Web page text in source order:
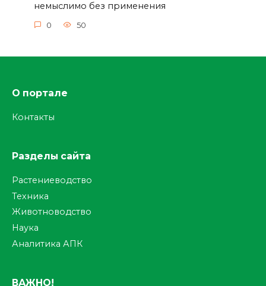
немыслимо без применения
0 50
О портале
Контакты
Разделы сайта
Растениеводство
Техника
Животноводство
Наука
Аналитика АПК
ВАЖНО!